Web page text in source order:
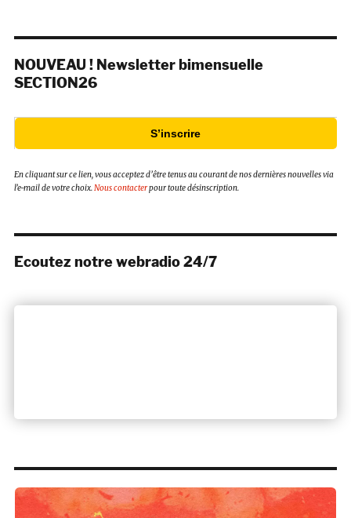
NOUVEAU ! Newsletter bimensuelle
SECTION26
S’inscrire
En cliquant sur ce lien, vous acceptez d’être tenus au courant de nos dernières nouvelles via
l’e-mail de votre choix.Nous contacterpour toute désinscription.
Ecoutez notre webradio 24/7